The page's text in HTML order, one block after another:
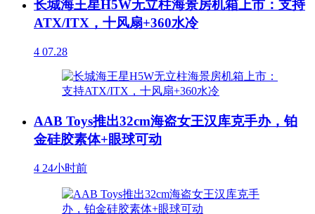
长城海王星H5W无立柱海景房机箱上市：支持
ATX/ITX，十风扇+360水冷
4 07.28
AAB Toys推出32cm海盗女王汉库克手办，铂
金硅胶素体+眼球可动
4 24小时前